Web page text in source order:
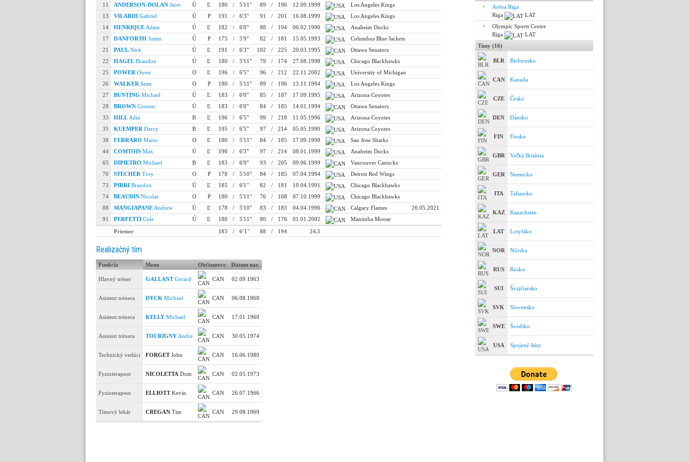
Priemer 185 / 6'1" 88 / 194 24.5
11
ANDERSON-DOLAN Jaret Ú Ľ 180 / 5'11" 89 / 196 12.09.1999
Los Angeles Kings
13
VILARDI Gabriel Ú P 191 / 6'3" 91 / 201 16.08.1999
Los Angeles Kings
14
HENRIQUE Adam Ú Ľ 182 / 6'0" 88 / 194 06.02.1990
Anaheim Ducks
17
DANFORTH Justin Ú P 175 / 5'9" 82 / 181 15.05.1993
Columbus Blue Jackets
21
PAUL Nick Ú Ľ 191 / 6'3" 102 / 225 20.03.1995
Ottawa Senators
22
HAGEL Brandon Ú Ľ 180 / 5'11" 79 / 174 27.08.1998
Chicago Blackhawks
25
POWER Owen O Ľ 196 / 6'5" 96 / 212 22.11.2002
University of Michigan
26
WALKER Sean O P 180 / 5'11" 89 / 196 13.11.1994
Los Angeles Kings
27
BUNTING Michael Ú Ľ 183 / 6'0" 85 / 187 17.09.1995
Arizona Coyotes
28
BROWN Connor Ú Ľ 183 / 6'0" 84 / 185 14.01.1994
Ottawa Senators
33
HILL Adin B Ľ 196 / 6'5" 99 / 218 11.05.1996
Arizona Coyotes
35
KUEMPER Darcy B Ľ 195 / 6'5" 97 / 214 05.05.1990
Arizona Coyotes
38
FERRARO Mario O Ľ 180 / 5'11" 84 / 185 17.09.1998
San Jose Sharks
44
COMTOIS Max Ú Ľ 190 / 6'3" 97 / 214 08.01.1999
Anaheim Ducks
65
DIPIETRO Michael B Ľ 183 / 6'0" 93 / 205 09.06.1999
Vancouver Canucks
70
STECHER Troy O P 178 / 5'10" 84 / 185 07.04.1994
Detroit Red Wings
73
PIRRI Brandon Ú Ľ 185 / 6'1" 82 / 181 10.04.1991
Chicago Blackhawks
74
BEAUDIN Nicolas O P 180 / 5'11" 76 / 168 07.10.1999
Chicago Blackhawks
88
MANGIAPANE Andrew Ú Ľ 178 / 5'10" 83 / 183 04.04.1996 Calgary Flames
26.05.2021
91
PERFETTI Cole Ú Ľ 180 / 5'11" 80 / 176 01.01.2002 Manitoba Moose
Realizačný tím
Funkcia Meno Občianstvo Dátum nar.
Hlavný tréner GALLANTGerard CAN 02.09.1963
Asistent trénera DYCK Michael CAN 06.08.1968
Asistent trénera KELLY Michael CAN 17.01.1960
Asistent trénera TOURIGNY Andre CAN 30.05.1974
Technický vedúci FORGETJohn CAN 16.06.1980
Fyzioterapeut NICOLETTA Dom CAN 02.05.1973
Fyzioterapeut ELLIOTTKevin CAN 26.07.1966
Tímový lekár CREGAN Tim CAN 29.08.1969
Aréna Riga
Riga
LAT
Olympic Sports Centre
Riga
LAT
Tímy (16)
BLR Bielorusko
CAN Kanada
CZE Česko
DEN Dánsko
FIN Fínsko
GBR Veľká Británia
GER Nemecko
ITA Taliansko
KAZ Kazachstan
LAT Lotyšsko
NOR Nórsko
RUS Rusko
SUI Švajčiarsko
SVK Slovensko
SWE Švédsko
USA Spojené štáty